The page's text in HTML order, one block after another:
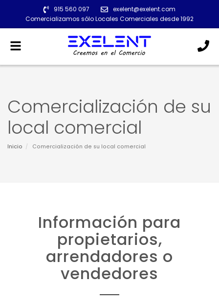
915 560 097
exelent@exelent.com
Comercializamos sólo Locales Comerciales desde 1992
Alternar
navegación
Comercialización de su
local comercial
Inicio Comercialización de su local comercial
Información para
propietarios,
arrendadores o
vendedores